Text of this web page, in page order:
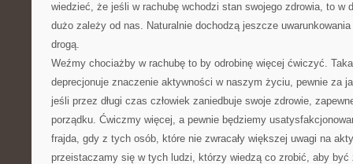
wiedzieć, że jeśli w rachubę wchodzi stan swojego zdrowia, to w
dużo zależy od nas. Naturalnie dochodzą jeszcze
drogą.
Weźmy chociażby w rachubę to by odrobinę więcej ćwiczyć.
deprecjonuje znaczenie aktywności w naszym życiu, pewnie za
jeśli przez długi czas człowiek zaniedbuje swoje zdrowie,
porządku. Ćwiczmy więcej, a pewnie będziemy
frajda, gdy z tych osób, które nie zwracały większej uwagi na
przeistaczamy się w tych ludzi, którzy wiedzą co zrobić, aby być